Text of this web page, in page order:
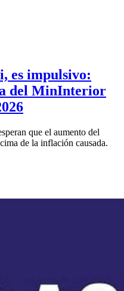
es impulsivo:
del MinInterior
que el aumento del
de la inflación causada.